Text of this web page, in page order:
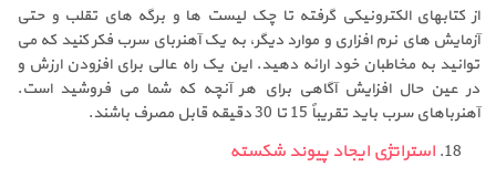
از کتابهای الکترونیکی گرفته تا چک لیست ها و برگه های تقلب و حتی
آزمایش های نرم افزاری و موارد دیگر، به یک آهنربای سرب فکر کنید که می
توانید به مخاطبان خود ارائه دهید. این یک راه عالی برای افزودن ارزش و
در عین حال افزایش آگاهی برای هر آنچه که شما می فروشید است.
آهنرباهای سرب باید تقریباً 15 تا 30 دقیقه قابل مصرف باشند.
استراتژی ایجاد پیوند شکسته